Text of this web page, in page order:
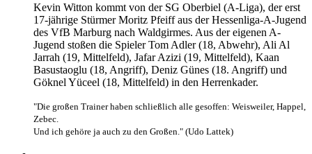
Kevin Witton kommt von der SG Oberbiel (A-Liga), der erst
17-jährige Stürmer Moritz Pfeiff aus der Hessenliga-A-Jugend
des VfB Marburg nach Waldgirmes. Aus der eigenen A-
Jugend stoßen die Spieler Tom Adler (18, Abwehr), Ali Al
Jarrah (19, Mittelfeld), Jafar Azizi (19, Mittelfeld), Kaan
Basustaoglu (18, Angriff), Deniz Günes (18. Angriff) und
Göknel Yüceel (18, Mittelfeld) in den Herrenkader.
"Die großen Trainer haben schließlich alle gesoffen: Weisweiler, Happel,
Zebec.
Und ich gehöre ja auch zu den Großen." (Udo Lattek)